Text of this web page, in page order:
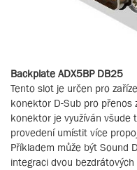
Backplate ADX5BP DB25
Tento slot je určen pro
konektor D-Sub pro přenos
konektor je využíván všude
provedení umístit více
Příkladem může být Sound
integraci dvou